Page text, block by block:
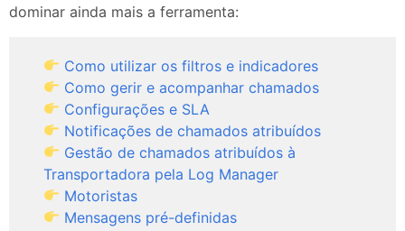
dominar ainda mais a ferramenta:
Como utilizar os filtros e indicadores
Como gerir e acompanhar chamados
Configurações e SLA
Notificações de chamados atribuídos
Gestão de chamados atribuídos à
Transportadora pela Log Manager
Motoristas
Mensagens pré-definidas